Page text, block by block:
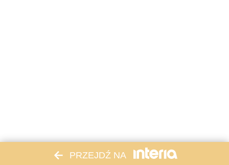
PRZEJDŹ NA